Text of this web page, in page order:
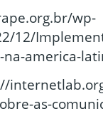
wp-
12/
america-
as-